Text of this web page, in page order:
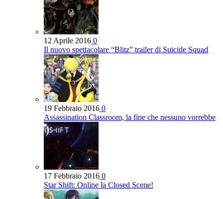
12 Aprile 2016 0
Il nuovo spettacolare “Blitz” trailer di Suicide Squad
19 Febbraio 2016 0
Assassination Classroom, la fine che nessuno vorrebbe
17 Febbraio 2016 0
Star Shift: Online la Closed Scene!